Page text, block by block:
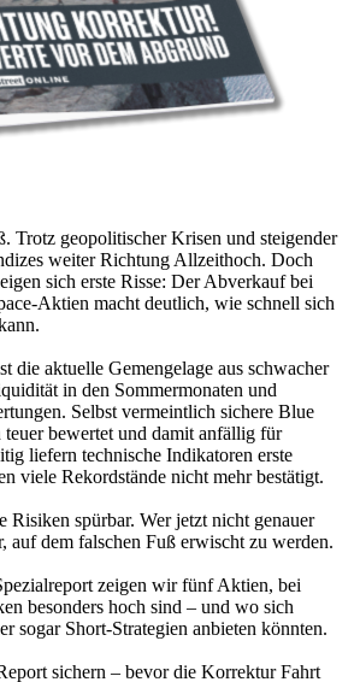
Trotz geopolitischer Krisen und steigender
weiter Richtung Allzeithoch. Doch
sich erste Risse: Der Abverkauf bei
Aktien macht deutlich, wie schnell sich
die aktuelle Gemengelage aus schwacher
in den Sommermonaten und
Selbst vermeintlich sichere Blue
bewertet und damit anfällig für
liefern technische Indikatoren erste
viele Rekordstände nicht mehr bestätigt.
Risiken spürbar. Wer jetzt nicht genauer
auf dem falschen Fuß erwischt zu werden.
zeigen wir fünf Aktien, bei
besonders hoch sind – und wo sich
sogar Short-Strategien anbieten könnten.
sichern – bevor die Korrektur Fahrt